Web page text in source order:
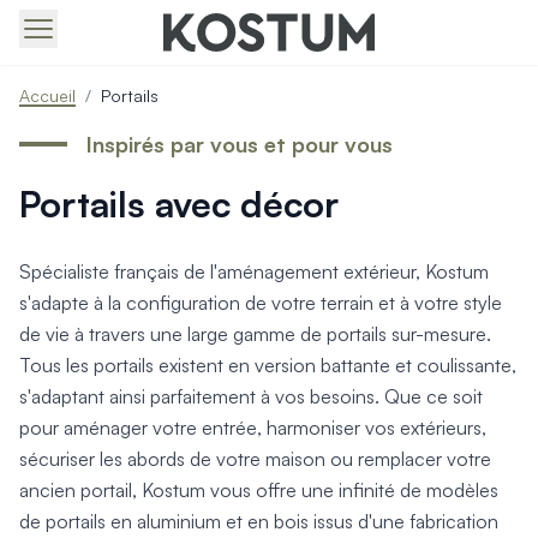
Produits > Portails > Portails contemporains
Produits > Portails > Portails traditionnels
Produits > Portails > Portails architectes
Produits > Portails > Portails avec décors
Produits > Portails > Portails économiques
Produits > Portails > Les ouvertures spéciales
Produits > Portillons > Tous nos portillons
Produits > Portillons > Portillons contemporains
Produits > Portillons > Portillons traditionnels
Produits > Portillons > Portillons architectes
Produits > Portillons > Portillons décoratifs
Produits > Portillons > Motorisation Portillon
Produits > Portillons > Ouvertures Spéciales
Produits > Clôtures > Toutes nos clôtures
Accueil / Portails
Portails avec décor
Inspirés par vous et pour vous
Spécialiste français de l'aménagement extérieur, Kostum
s'adapte à la configuration de votre terrain et à votre style
de vie à travers une large gamme de portails sur-mesure.
Tous les portails existent en version battante et coulissante,
s'adaptant ainsi parfaitement à vos besoins. Que ce soit
pour aménager votre entrée, harmoniser vos extérieurs,
sécuriser les abords de votre maison ou remplacer votre
ancien portail, Kostum vous offre une infinité de modèles
de portails en aluminium et en bois issus d'une fabrication